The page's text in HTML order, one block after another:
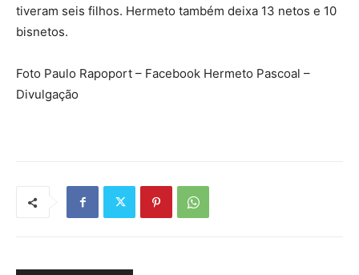
tiveram seis filhos. Hermeto também deixa 13 netos e 10
bisnetos.
Foto Paulo Rapoport – Facebook Hermeto Pascoal –
Divulgação